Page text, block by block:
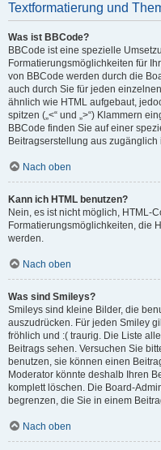
Textformatierung und
Was ist BBCode?
BBCode ist eine spezielle
Formatierungsmöglichkeiten für
von BBCode werden durch die
auch durch Sie für jeden
ähnlich wie HTML aufgebaut,
spitzen („<“ und „>“) Klammern
BBCode finden Sie auf einer
Beitragserstellung aus zugänglich
Nach oben
Kann ich HTML benutzen?
Nein, es ist nicht möglich, HTML-
Formatierungsmöglichkeiten, die
werden.
Nach oben
Was sind Smileys?
Smileys sind kleine Bilder, die
auszudrücken. Für jeden Smiley
fröhlich und :( traurig. Die Liste
Beitrags sehen. Versuchen Sie
benutzen, sie können einen
Moderator könnte deshalb Ihren
komplett löschen. Die Board-
begrenzen, die Sie in einem
Nach oben